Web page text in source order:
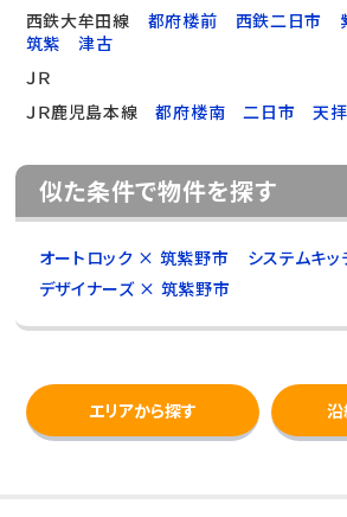
西鉄大牟田線
都府楼前 西鉄二日市
筑紫
津古
ＪＲ
ＪＲ鹿児島本線
都府楼南 二日市 天
似た条件で物件を探す
オートロック × 筑紫野市
システムキ
デザイナーズ × 筑紫野市
エリアから探す 沿